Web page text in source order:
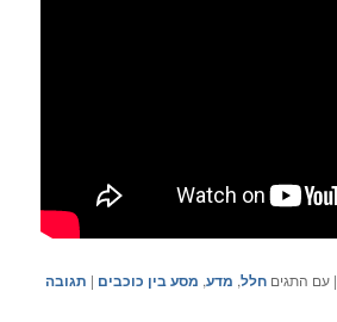
|עם התגים חלל, מדע, מסע בין כוכבים | תגובה